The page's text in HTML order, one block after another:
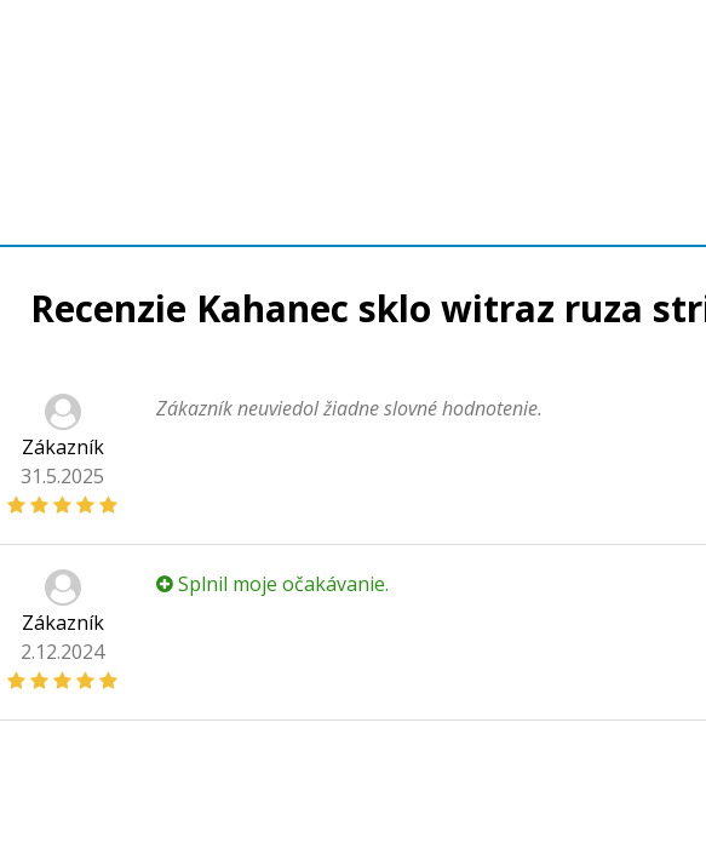
Recenzie Kahanec sklo witraz ruza
Zákazník
31.5.2025
Zákazník neuviedol žiadne slovné hodnotenie.
Zákazník
2.12.2024
Splnil moje očakávanie.